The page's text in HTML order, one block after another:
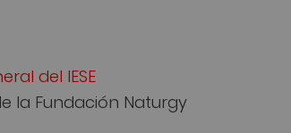
del IESE
la Fundación Naturgy